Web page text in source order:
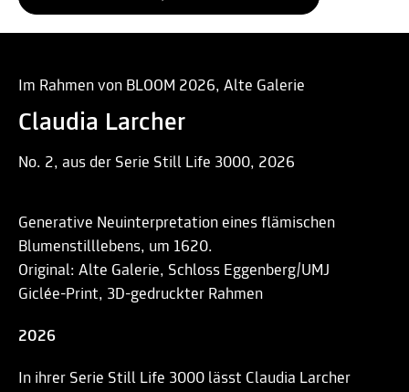
Im Rahmen von BLOOM 2026, Alte Galerie
Claudia Larcher
No. 2, aus der Serie Still Life 3000, 2026
Generative Neuinterpretation eines flämischen
Blumenstilllebens, um 1620.
Original: Alte Galerie, Schloss Eggenberg/UMJ
Giclée-Print, 3D-gedruckter Rahmen
2026
In ihrer Serie Still Life 3000 lässt Claudia Larcher